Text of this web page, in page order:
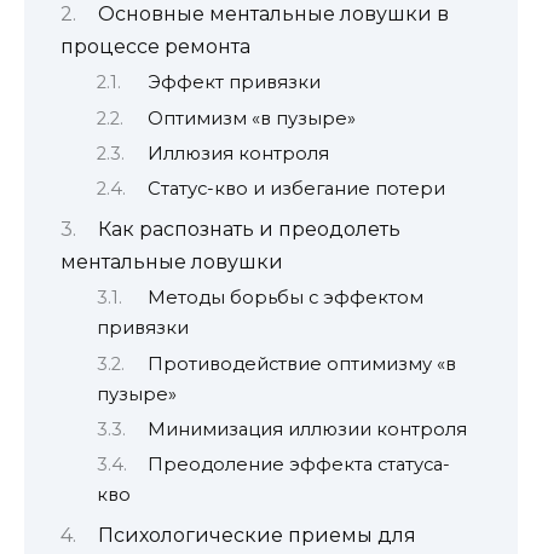
Основные ментальные ловушки в
процессе ремонта
Эффект привязки
Оптимизм «в пузыре»
Иллюзия контроля
Статус-кво и избегание потери
Как распознать и преодолеть
ментальные ловушки
Методы борьбы с эффектом
привязки
Противодействие оптимизму «в
пузыре»
Минимизация иллюзии контроля
Преодоление эффекта статуса-
кво
Психологические приемы для